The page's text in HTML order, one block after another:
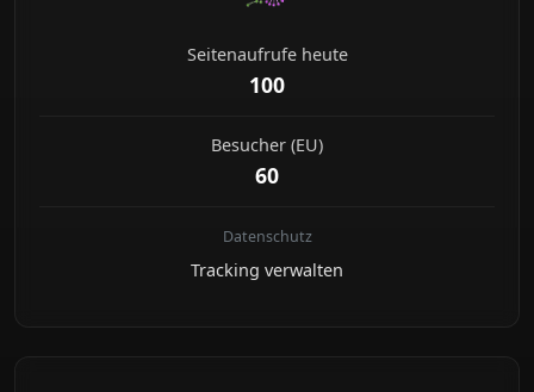
Seitenaufrufe heute
100
Besucher (EU)
60
Datenschutz
Tracking verwalten